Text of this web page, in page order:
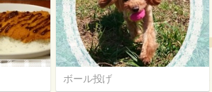
ボール投げ